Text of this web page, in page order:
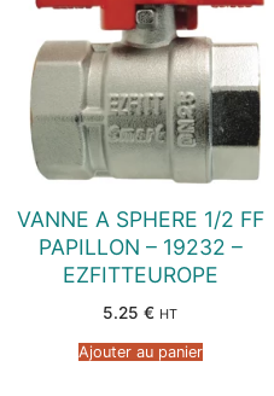
VANNE A SPHERE 1/2 FF
PAPILLON – 19232 –
EZFITTEUROPE
5.25 € HT
Ajouter au panier